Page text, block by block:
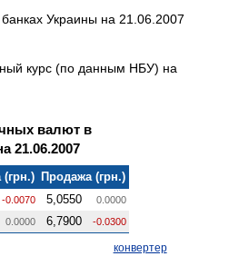
Украины на 21.06.2007
курс (по данным НБУ) на
валют в
21.06.2007
(грн.)
Продажа (грн.)
-0.0070 5,0550 0.0000
0.0000 6,7900 -0.0300
конвертер